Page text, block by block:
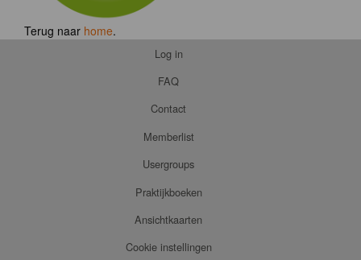
Terug naar home.
Log in
FAQ
Contact
Memberlist
Usergroups
Praktijkboeken
Ansichtkaarten
Cookie instellingen